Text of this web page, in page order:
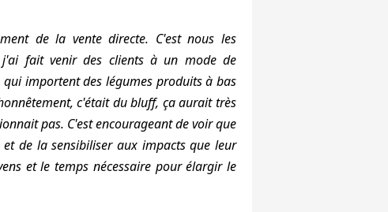
de la vente directe. C'est nous les
fait venir des clients à un mode de
importent des légumes produits à bas
c'était du bluff, ça aurait très
pas. C'est encourageant de voir que
de la sensibiliser aux impacts que leur
et le temps nécessaire pour élargir le